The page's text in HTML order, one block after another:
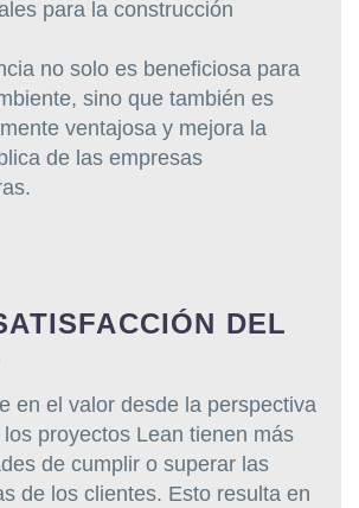
para la construcción
no solo es beneficiosa para
sino que también es
ventajosa y mejora la
de las empresas
DEL
en el valor desde la perspectiva
proyectos Lean tienen más
de cumplir o superar las
de los clientes. Esto resulta en